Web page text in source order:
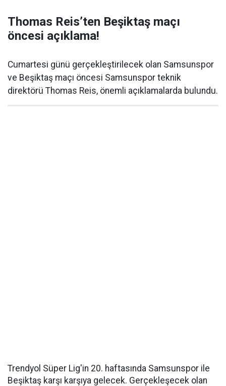
Thomas Reis’ten Beşiktaş maçı
öncesi açıklama!
Cumartesi günü gerçekleştirilecek olan Samsunspor
ve Beşiktaş maçı öncesi Samsunspor teknik
direktörü Thomas Reis, önemli açıklamalarda bulundu.
Trendyol Süper Lig'in 20. haftasında Samsunspor ile
Beşiktaş karşı karşıya gelecek. Gerçekleşecek olan